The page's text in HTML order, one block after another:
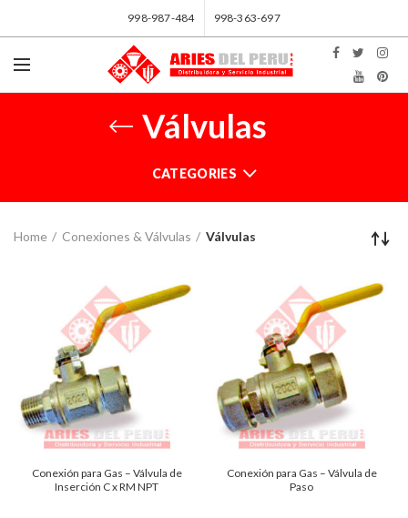
998-987-484 998-363-697
Válvulas
CATEGORIES
Home Conexiones & Válvulas Válvulas
Conexión para Gas – Válvula de
Inserción C x RM NPT
Conexión para Gas – Válvula de
Paso